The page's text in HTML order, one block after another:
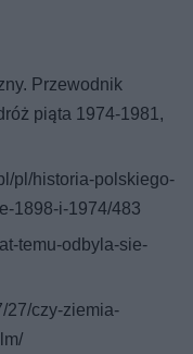
Przewodnik
piąta 1974-1981,
pl/historia-polskiego-
1898-i-1974/483
temu-odbyla-sie-
27/czy-ziemia-